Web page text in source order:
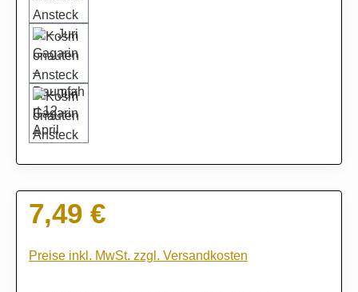
Regulärer Preis:
7,49 €
Preise inkl. MwSt. zzgl. Versandkosten